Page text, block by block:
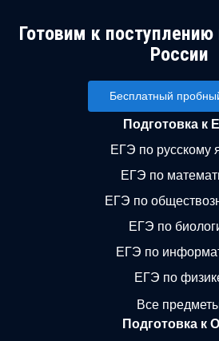
Готовим к
России
Бесплатный
Подготовка к
ЕГЭ по русскому
ЕГЭ по
ЕГЭ по
ЕГЭ по
ЕГЭ по
ЕГЭ по
Все
Подготовка к